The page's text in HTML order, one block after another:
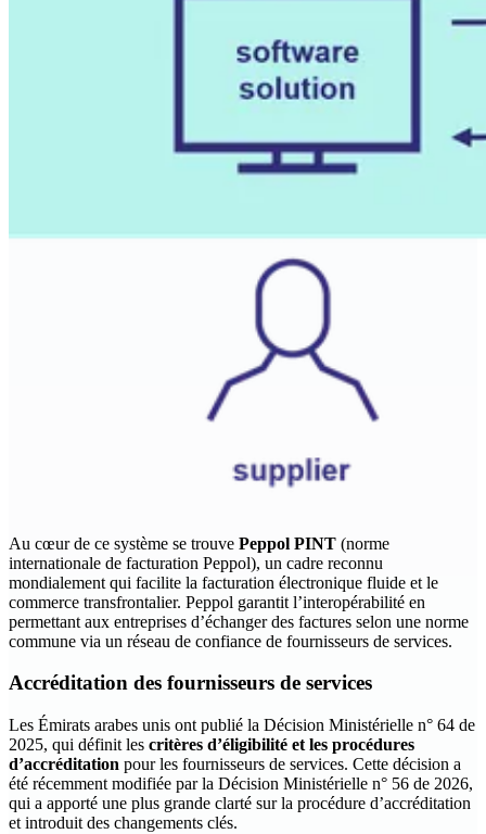
Au cœur de ce système se trouve Peppol PINT (norme
internationale de facturation Peppol), un cadre reconnu
mondialement qui facilite la facturation électronique fluide et le
commerce transfrontalier. Peppol garantit l’interopérabilité en
permettant aux entreprises d’échanger des factures selon une norme
commune via un réseau de confiance de fournisseurs de services.
Accréditation des fournisseurs de services
‍Les Émirats arabes unis ont publié la Décision Ministérielle n° 64 de
2025, qui définit les critères d’éligibilité et les procédures
d’accréditation pour les fournisseurs de services. Cette décision a
été récemment modifiée par la Décision Ministérielle n° 56 de 2026,
qui a apporté une plus grande clarté sur la procédure d’accréditation
et introduit des changements clés.